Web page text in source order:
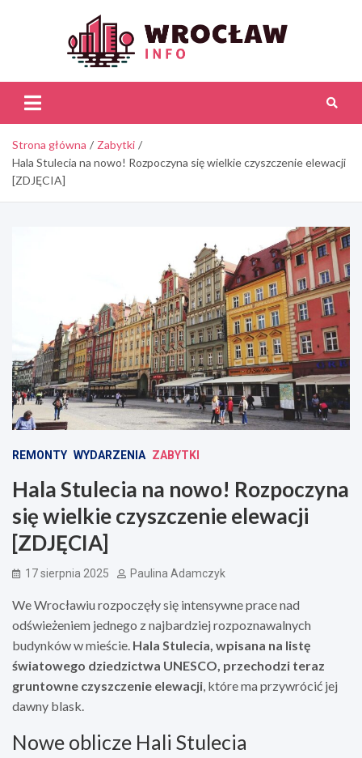
Strona główna
Zabytki
Hala Stulecia na nowo! Rozpoczyna się wielkie czyszczenie elewacji
[ZDJĘCIA]
REMONTY WYDARZENIA ZABYTKI
Hala Stulecia na nowo! Rozpoczyna
się wielkie czyszczenie elewacji
[ZDJĘCIA]
17 sierpnia 2025 Paulina Adamczyk
We Wrocławiu rozpoczęły się intensywne prace nad
odświeżeniem jednego z najbardziej rozpoznawalnych
budynków w mieście. Hala Stulecia, wpisana na listę
światowego dziedzictwa UNESCO, przechodzi teraz
gruntowne czyszczenie elewacji, które ma przywrócić jej
dawny blask.
Nowe oblicze Hali Stulecia